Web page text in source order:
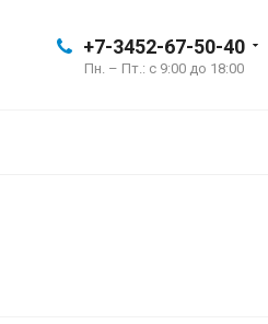
+7-3452-67-50-40
Пн. – Пт.: с 9:00 до 18:00